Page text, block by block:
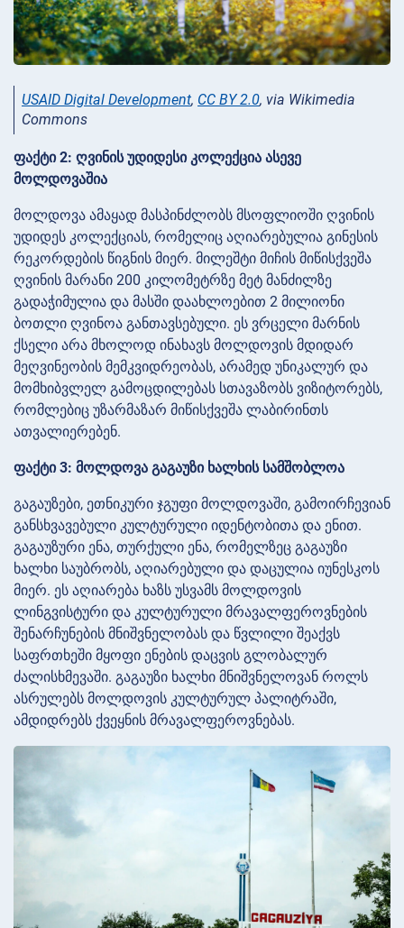
USAID Digital Development, CC BY 2.0, via Wikimedia
Commons
ფაქტი 2: ღვინის უდიდესი კოლექცია ასევე
მოლდოვაშია
მოლდოვა ამაყად მასპინძლობს მსოფლიოში ღვინის
უდიდეს კოლექციას, რომელიც აღიარებულია გინესის
რეკორდების წიგნის მიერ. მილეშტი მიჩის მიწისქვეშა
ღვინის მარანი 200 კილომეტრზე მეტ მანძილზე
გადაჭიმულია და მასში დაახლოებით 2 მილიონი
ბოთლი ღვინოა განთავსებული. ეს ვრცელი მარნის
ქსელი არა მხოლოდ ინახავს მოლდოვის მდიდარ
მეღვინეობის მემკვიდრეობას, არამედ უნიკალურ და
მომხიბვლელ გამოცდილებას სთავაზობს ვიზიტორებს,
რომლებიც უზარმაზარ მიწისქვეშა ლაბირინთს
ათვალიერებენ.
ფაქტი 3: მოლდოვა გაგაუზი ხალხის სამშობლოა
გაგაუზები, ეთნიკური ჯგუფი მოლდოვაში, გამოირჩევიან
განსხვავებული კულტურული იდენტობითა და ენით.
გაგაუზური ენა, თურქული ენა, რომელზეც გაგაუზი
ხალხი საუბრობს, აღიარებული და დაცულია იუნესკოს
მიერ. ეს აღიარება ხაზს უსვამს მოლდოვის
ლინგვისტური და კულტურული მრავალფეროვნების
შენარჩუნების მნიშვნელობას და წვლილი შეაქვს
საფრთხეში მყოფი ენების დაცვის გლობალურ
ძალისხმევაში. გაგაუზი ხალხი მნიშვნელოვან როლს
ასრულებს მოლდოვის კულტურულ პალიტრაში,
ამდიდრებს ქვეყნის მრავალფეროვნებას.